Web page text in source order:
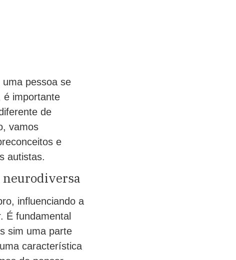
pessoa se
é importante
de
vamos
e
autistas.
neurodiversa
influenciando a
É fundamental
sim uma parte
característica